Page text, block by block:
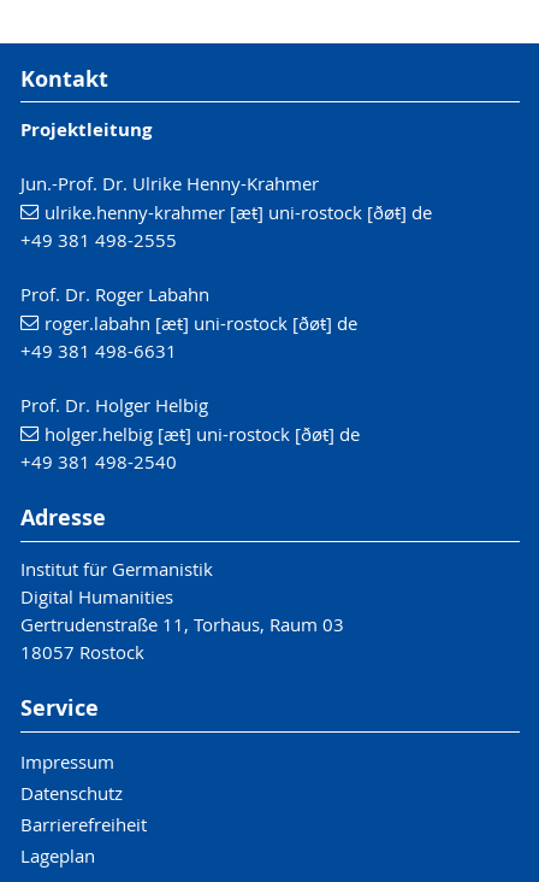
Kontakt
Projektleitung
Jun.-Prof. Dr. Ulrike Henny-Krahmer
ulrike.henny-krahmer [æŧ] uni-rostock [ðøŧ] de
+49 381 498-2555
Prof. Dr. Roger Labahn
roger.labahn [æŧ] uni-rostock [ðøŧ] de
+49 381 498-6631
Prof. Dr. Holger Helbig
holger.helbig [æŧ] uni-rostock [ðøŧ] de
+49 381 498-2540
Adresse
Institut für Germanistik
Digital Humanities
Gertrudenstraße 11, Torhaus, Raum 03
18057 Rostock
Service
Impressum
Datenschutz
Barrierefreiheit
Lageplan